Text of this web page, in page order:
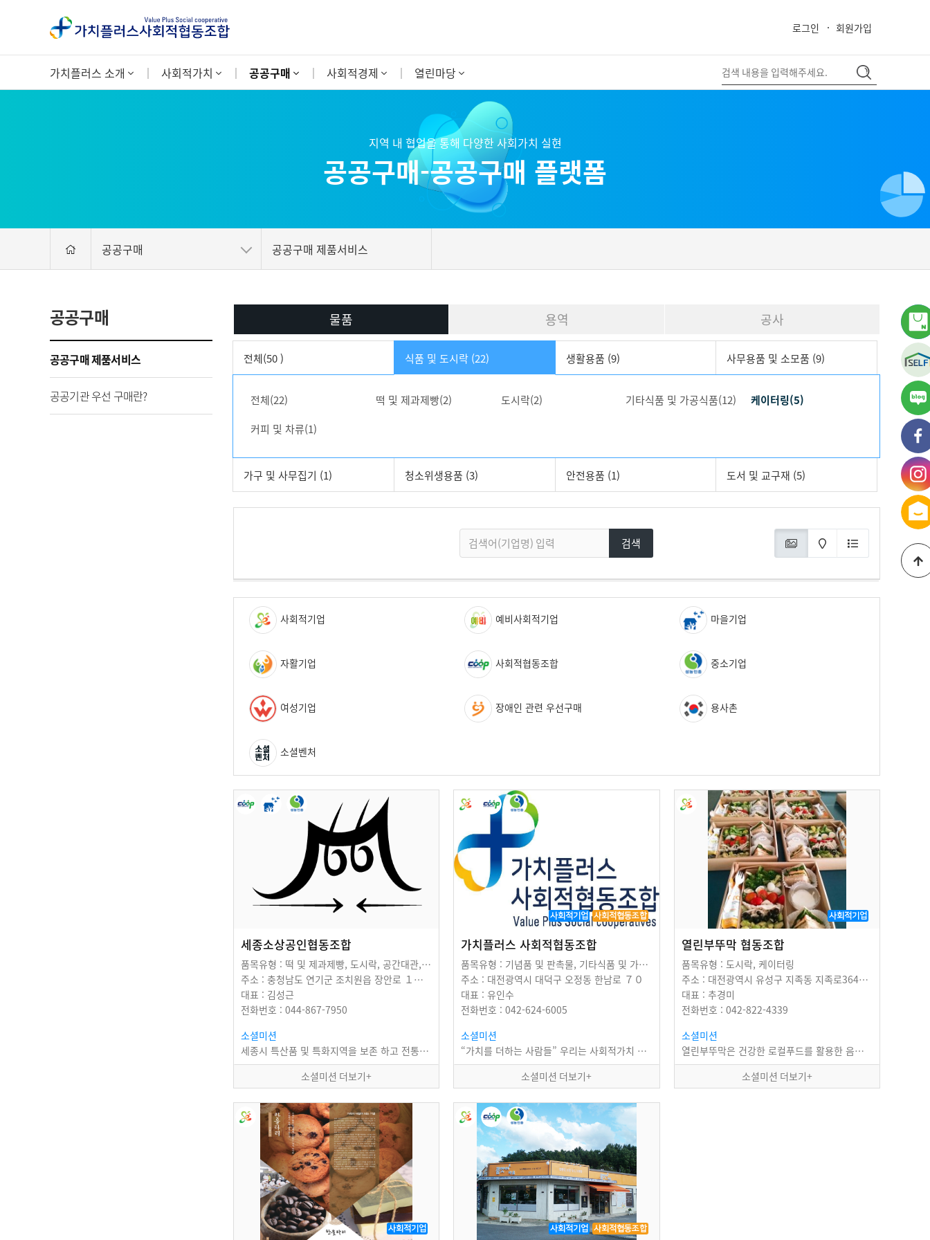
로그인 회원가입
close
가치플러스 소개 사회적가치 공공구매 사회적경제 열린마당
지역 내 협업을 통해 다양한 사회가치 실현
공공구매-공공구매 플랫폼
공공구매 공공구매 제품서비스
공공구매
공공구매 제품서비스
공공기관 우선 구매란?
용역
물품 공사
전체(50 ) 식품 및 도시락 (22) 생활용품 (9) 사무용품 및 소모품 (9)
전체(22) 떡 및 제과제빵(2) 도시락(2) 기타식품 및 가공식품(12)
케이터링(5)
커피 및 차류(1)
가구 및 사무집기 (1) 청소위생용품 (3) 안전용품 (1) 도서 및 교구재 (5)
검색
사회적기업 예비사회적기업 마을기업
자활기업 사회적협동조합 중소기업
여성기업 장애인 관련 우선구매 용사촌
소셜벤처
세종소상공인협동조합
품목유형 : 떡 및 제과제빵, 도시락, 공간대관, 케이터링, 체험활동서비스
주소 : 충청남도 연기군 조치원읍 장안로 １０−８
대표 : 김성근
전화번호 : 044-867-7950
소셜미션
세종시 특산품 및 특화지역을 보존 하고 전통시장의 역사적 문화가 숨쉬는 문화공간 조치원테마거리를…
소셜미션 더보기+
사회적기업 사회적협동조합
가치플러스 사회적협동조합
품목유형 : 기념품 및 판촉물, 기타식품 및 가공식품, 생활잡화, 케이터링, 위생용품
주소 : 대전광역시 대덕구 오정동 한남로 ７０
대표 : 유인수
전화번호 : 042-624-6005
소셜미션
“가치를 더하는 사람들” 우리는 사회적가치 확산에 기여하고 사회적경제 활성화를 선도함으로써…
소셜미션 더보기+
사회적기업
열린부뚜막 협동조합
품목유형 : 도시락, 케이터링
주소 : 대전광역시 유성구 지족동 지족로364번길 １９
대표 : 추경미
전화번호 : 042-822-4339
소셜미션
열린부뚜막은 건강한 로컬푸드를 활용한 음식으로 지역사회 바른먹거리 선순환을 만들고 있습니다.
소셜미션 더보기+
사회적기업 사회적기업 사회적협동조합
가
블
가
페
가
인